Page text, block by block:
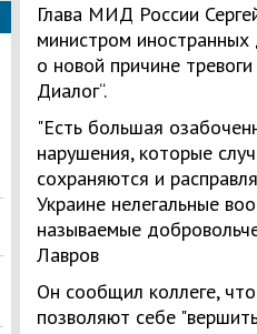
Глава МИД России
министром
о новой причине
Диалог“.
"Есть большая
нарушения, которые
сохраняются и
Украине нелегальные
называемые
Лавров
Он сообщил коллеге,
позволяют себе